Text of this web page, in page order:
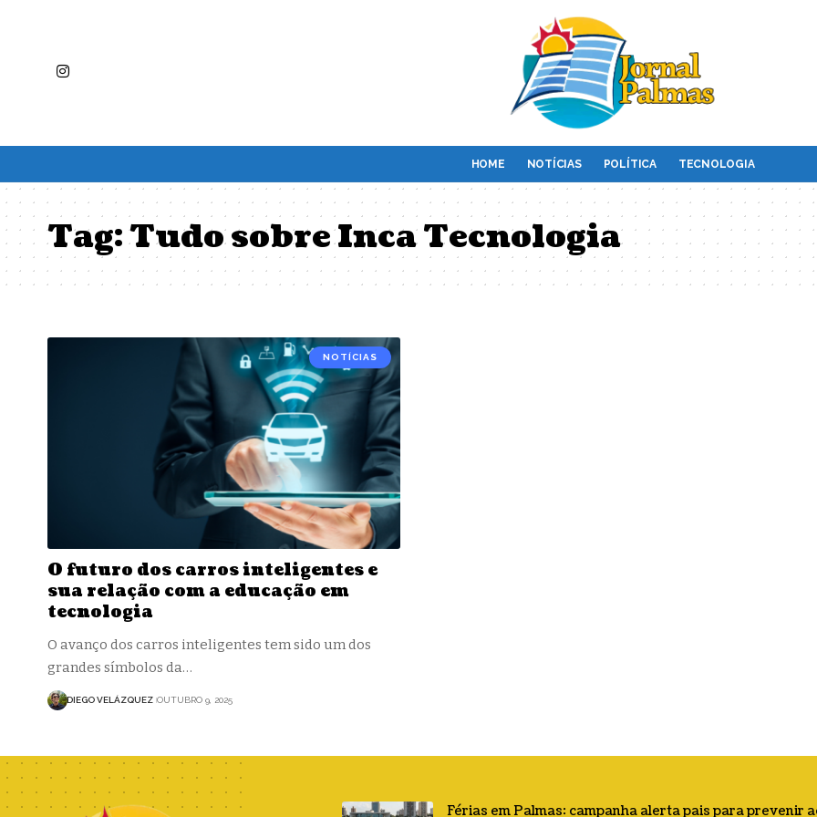
HOME NOTÍCIAS POLÍTICA TECNOLOGIA
Tag:Tudo sobre Inca Tecnologia
NOTÍCIAS
O futuro dos carros inteligentes e
sua relação com a educação em
tecnologia
O avanço dos carros inteligentes tem sido um dos
grandes símbolos da…
DIEGO VELÁZQUEZ OUTUBRO 9, 2025
Férias em Palmas: campanha alerta pais para prevenir